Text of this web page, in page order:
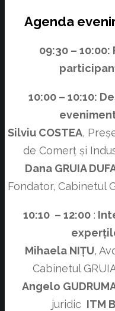
Agenda
09:30 – 10:00:
10:00 – 10:10:
Silviu COSTEA,
de Comerț și
Dana GRUIA
Fondator, Cabinetul
10:10 – 12:00 :
Mihaela NIȚU,
Cabinetul
Angelo
juridic ITM